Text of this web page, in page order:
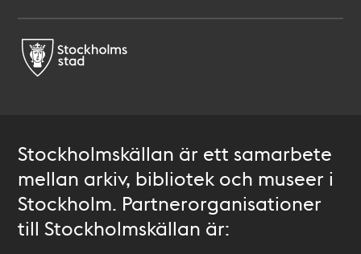
Stockholmskällan är ett samarbete
mellan arkiv, bibliotek och museer i
Stockholm. Partnerorganisationer
till Stockholmskällan är: